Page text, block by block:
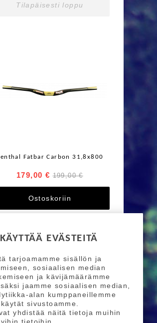
EVÄSTEITÄ
tarjoamamme sisällön ja
sosiaalisen median
ja kävijämäärämme
jaamme sosiaalisen median,
alan kumppaneillemme
sivustoamme.
yhdistää näitä tietoja muihin
tietoihin.
Tilapäisesti loppu
Fatbar Carbon 31,8x800
179,00 € 199,00 €
Ostoskoriin